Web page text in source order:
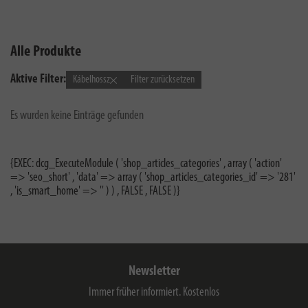
Alle Produkte
Aktive Filter: Kábelhossz Filter zurücksetzen
Es wurden keine Einträge gefunden
{EXEC: dcg_ExecuteModule ( 'shop_articles_categories' , array ( 'action'
=> 'seo_short' , 'data' => array ( 'shop_articles_categories_id' => '281'
, 'is_smart_home' => '' ) ) , FALSE , FALSE )}
Newsletter
Immer früher informiert. Kostenlos